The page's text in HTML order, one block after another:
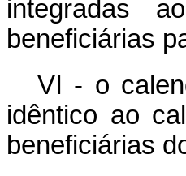
integradas
beneficiárias
VI - o
idêntico ao
beneficiárias